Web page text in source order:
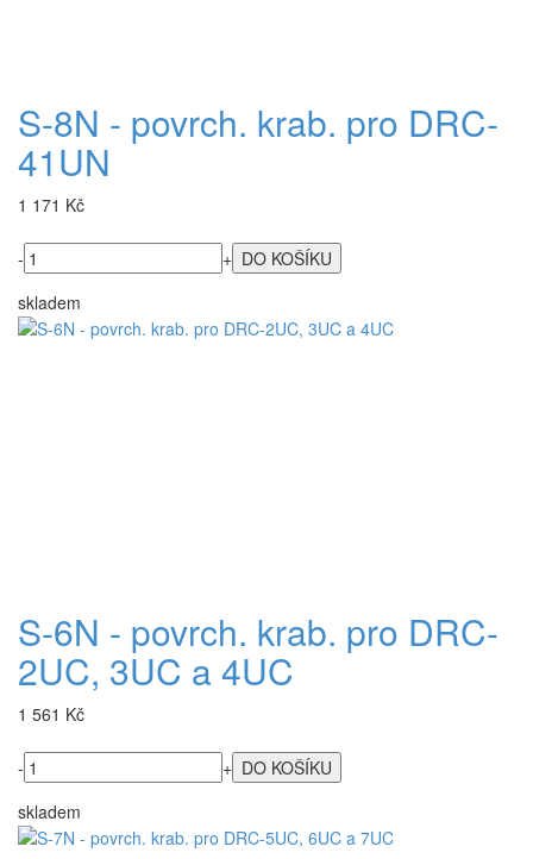
S-8N - povrch. krab. pro DRC-
41UN
1 171 Kč
-
+
skladem
S-6N - povrch. krab. pro DRC-
2UC, 3UC a 4UC
1 561 Kč
-
+
skladem